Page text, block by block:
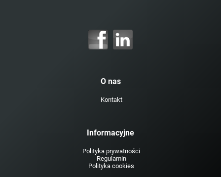
O nas
Kontakt
Informacyjne
Polityka prywatności
Regulamin
Polityka cookies